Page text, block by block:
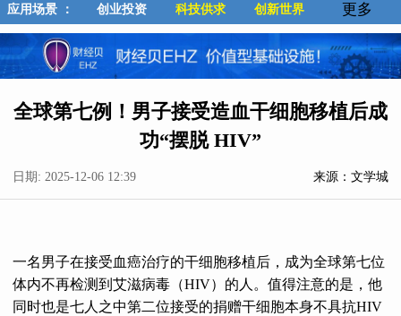
应用场景 ： 创业投资 科技供求 创新世界 更多
全球第七例！男子接受造血干细胞移植后成
功“摆脱 HIV”
日期: 2025-12-06 12:39 来源：文学城
一名男子在接受血癌治疗的干细胞移植后，成为全球第七位
体内不再检测到艾滋病毒（HIV）的人。值得注意的是，他
同时也是七人之中第二位接受的捐赠干细胞本身不具抗HIV